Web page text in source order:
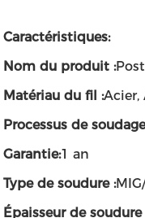
Caractéristiques:
Nom du produit :
Matériau du fil :
Processus de
Garantie:1 an
Type de soudure :
Épaisseur de soudure